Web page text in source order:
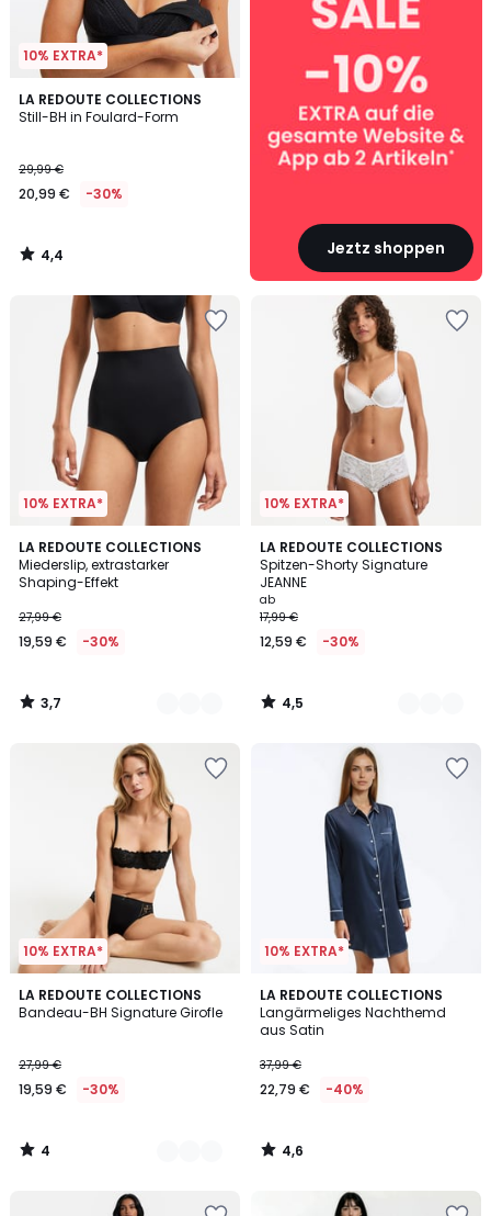
10% EXTRA*
LA REDOUTE COLLECTIONS
Still-BH in Foulard-Form
29,99 €
20,99 € -30%
4,4
/ 5
4,4
/
Jeztz shoppen
10% EXTRA*
LA REDOUTE COLLECTIONS
Miederslip, extrastarker
Shaping-Effekt
27,99 €
19,59 € -30%
3,7
/ 5
2
Farben
3,7
/
10% EXTRA*
LA REDOUTE COLLECTIONS
Spitzen-Shorty Signature
JEANNE
ab
17,99 €
12,59 € -30%
4,5
/ 5
4
Farben
4,5
/
10% EXTRA*
LA REDOUTE COLLECTIONS
Bandeau-BH Signature Girofle
27,99 €
19,59 € -30%
4
/
2
Farben
4
/
10% EXTRA*
LA REDOUTE COLLECTIONS
Langärmeliges Nachthemd
aus Satin
37,99 €
22,79 € -40%
4,6
/ 5
4,6
/